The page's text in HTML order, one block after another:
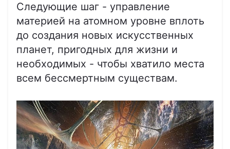
Следующие шаг - управление
материей на атомном уровне вплоть
до создания новых искусственных
планет, пригодных для жизни и
необходимых - чтобы хватило места
всем бессмертным существам.